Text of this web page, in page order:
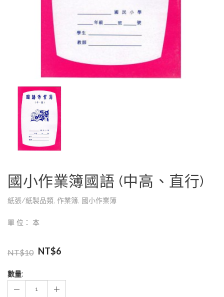
國小作業簿國語 (中高、直行)
紙張/紙製品類, 作業簿, 國小作業簿
單 位： 本
NT$10 NT$6
數量: